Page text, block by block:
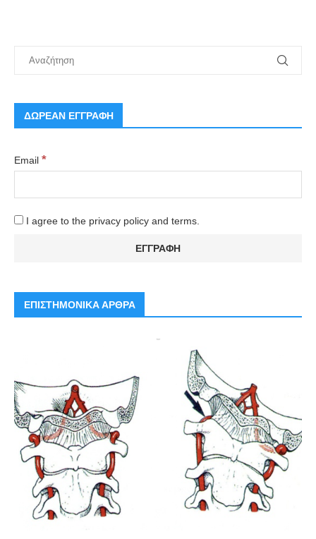
ΔΩΡΕΑΝ ΕΓΓΡΑΦΗ
Email *
I agree to the privacy policy and terms.
ΕΠΙΣΤΗΜΟΝΙΚΑ ΑΡΘΡΑ